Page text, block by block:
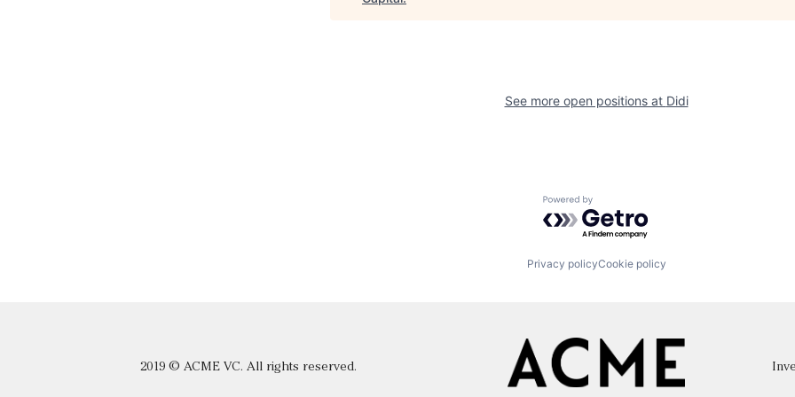
See more open positions at Didi
Powered by Getro.com
Privacy policyCookie policy
2019 © ACME VC. All rights reserved.